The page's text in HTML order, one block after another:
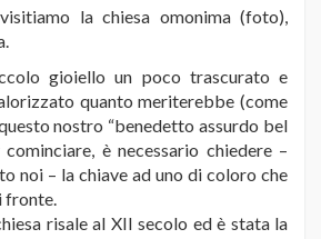
la chiesa omonima (foto),
gioiello un poco trascurato e
quanto meriterebbe (come
nostro “benedetto assurdo bel
cominciare, è necessario chiedere –
noi – la chiave ad uno di coloro che
fronte.
risale al XII secolo ed è stata la